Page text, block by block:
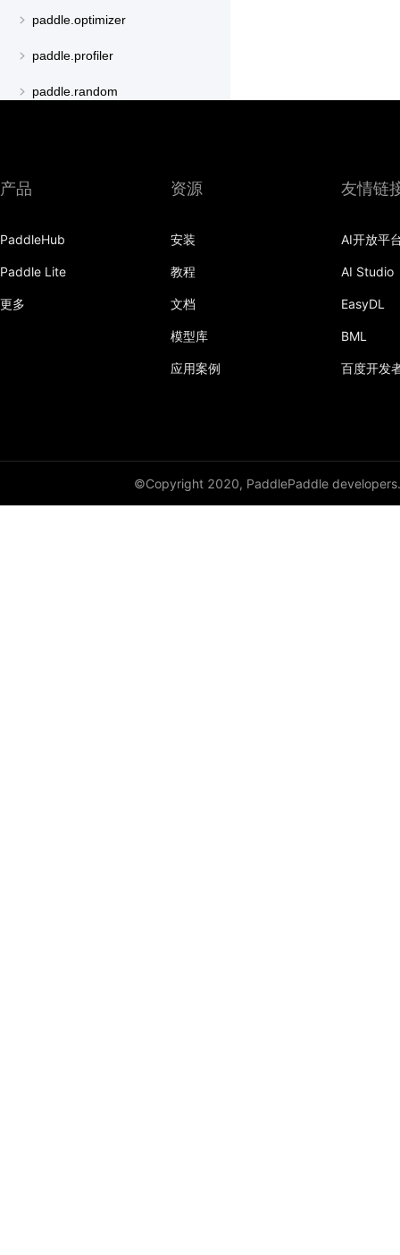
paddle.optimizer
paddle.profiler
paddle.random
paddle.special
paddle.static
产品
PaddleHub
Paddle Lite
更多
资源
安装
教程
文档
模型库
应用案例
友情链
AI开放平
AI Studio
EasyDL
BML
百度开发
©Copyright 2020, PaddlePaddle developers.